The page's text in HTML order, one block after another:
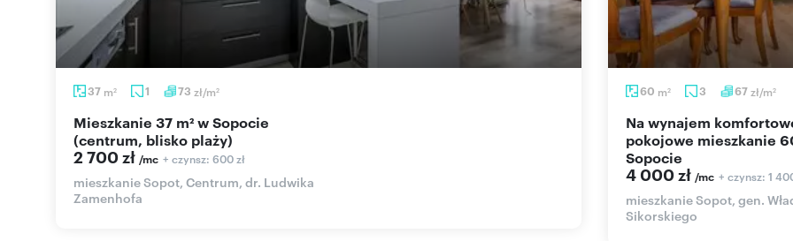
37 m2 1 73 zł/m2
Mieszkanie 37 m² w Sopocie
(centrum, blisko plaży)
2 700 zł /mc + czynsz: 600 zł
mieszkanie Sopot, Centrum, dr. Ludwika
Zamenhofa
60 m2 3 67zł/m2
Na wynajem komfortowe 3-
pokojowe mieszkanie
Sopocie
4 000 zł /mc + czynsz: 1
mieszkanie Sopot, gen.
Sikorskiego